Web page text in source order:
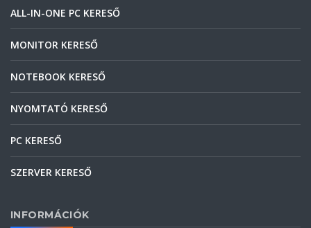
ALL-IN-ONE PC KERESŐ
MONITOR KERESŐ
NOTEBOOK KERESŐ
NYOMTATÓ KERESŐ
PC KERESŐ
SZERVER KERESŐ
INFORMÁCIÓK